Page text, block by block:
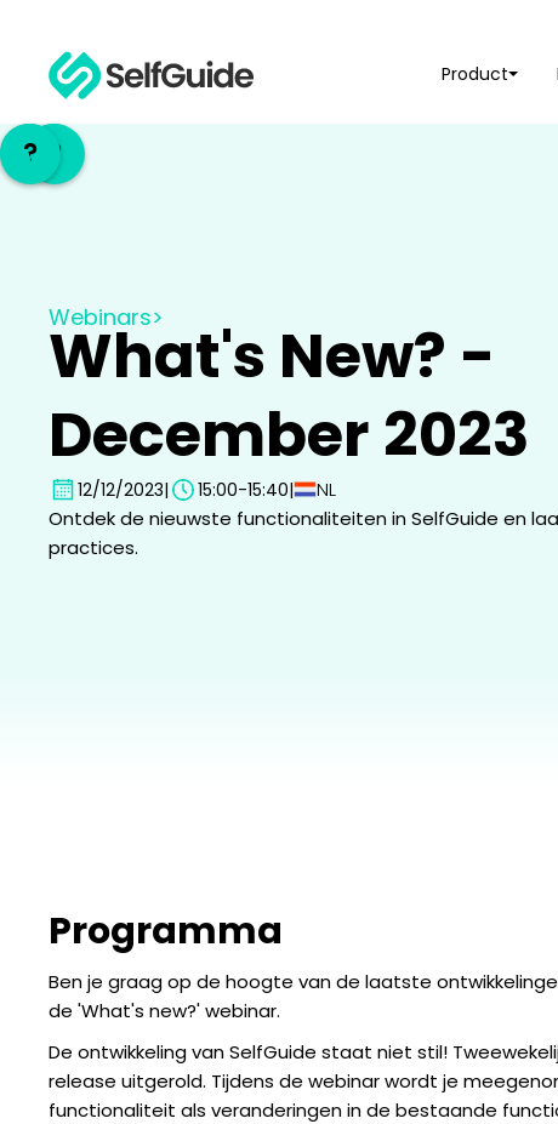
Product
NL
EN
?
NL
?
Webinars>
What's New? -
December 2023
12/12/2023| 15:00-15:40|
NL
Ontdek de nieuwste functionaliteiten in SelfGuide en
practices.
Programma
Ben je graag op de hoogte van de laatste
de 'What's new?' webinar.
De ontwikkeling van SelfGuide staat niet stil!
release uitgerold. Tijdens de webinar wordt je
functionaliteit als veranderingen in de bestaande